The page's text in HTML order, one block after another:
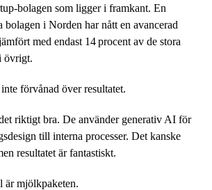
bolagen som ligger i framkant. En
bolagen i Norden har nått en avancerad
med endast 14 procent av de stora
övrigt.
förvånad över resultatet.
riktigt bra. De använder generativ AI för
till interna processer. Det kanske
resultatet är fantastiskt.
är mjölkpaketen.